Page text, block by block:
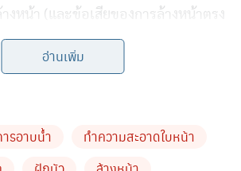
งหน้า (และข้อเสียของการล้างหน้าตรง
ถควบคุมอุณหภูมิได้ดีกว่า ยิ่งไปกว่านั้น
ยถึงคุณสามารถเปลี่ยนอุณหภูมิได้อย่าง
อ่านเพิ่ม
ารอาบน้ำ
ทำความสะอาดใบหน้า